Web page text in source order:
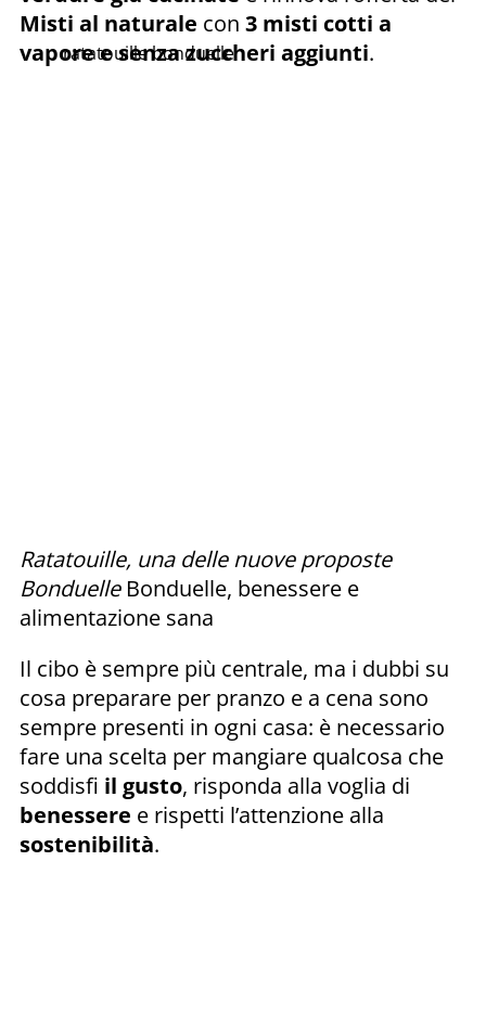
ratatouille bonduelle
Misti al naturale con 3 misti cotti a
vapore e senza zuccheri aggiunti.
Ratatouille, una delle nuove proposte
Bonduelle Bonduelle, benessere e
alimentazione sana
Il cibo è sempre più centrale, ma i dubbi su
cosa preparare per pranzo e a cena sono
sempre presenti in ogni casa: è necessario
fare una scelta per mangiare qualcosa che
soddisfi il gusto, risponda alla voglia di
benessere e rispetti l’attenzione alla
sostenibilità.